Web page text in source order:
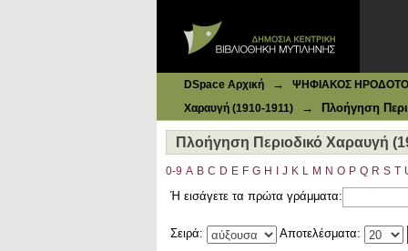
DSpace Αρχική → ΨΗΦΙΑΚΟΣ ΗΡΟΔΟΤΟΣ:
Χαραυγή (1910-1911)
→ Πλοήγηση
Πλοήγηση Περιοδικό Χαραυγή
0-9 A B C D E F G H J K L M N O P Q R S T
Ή εισάγετε τα πρώτα γράμματα:
Σειρά: Αποτελέσματα: